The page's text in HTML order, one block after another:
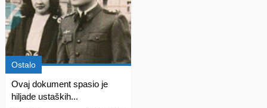
Ostalo
Ovaj dokument spasio je
hiljade ustaških...